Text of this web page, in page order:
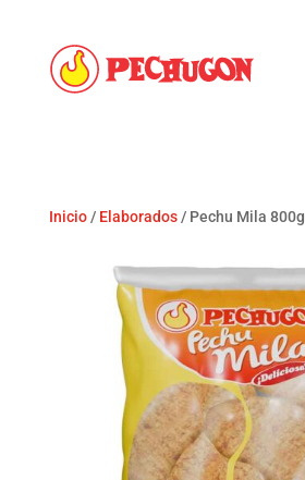
Inicio/ Elaborados/ Pechu Mila 800g